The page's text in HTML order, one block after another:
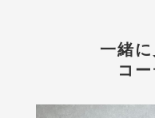
一緒
コ